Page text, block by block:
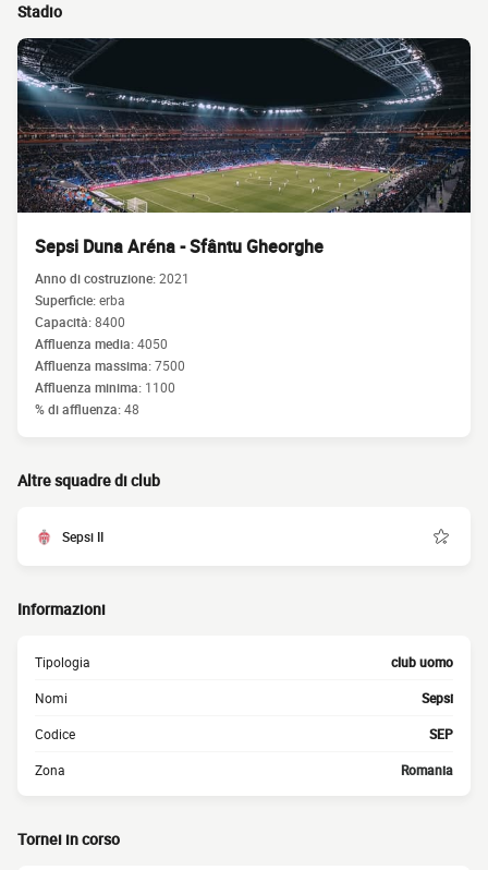
Stadio
Sepsi Duna Aréna - Sfântu Gheorghe
Anno di costruzione:2021
Superficie:erba
Capacità:8400
Affluenza media:4050
Affluenza massima:7500
Affluenza minima: 1100
% di affluenza:48
Altre squadre di club
Sepsi II
Informazioni
Tipologia club uomo
Nomi Sepsi
Codice SEP
Zona Romania
Tornei in corso